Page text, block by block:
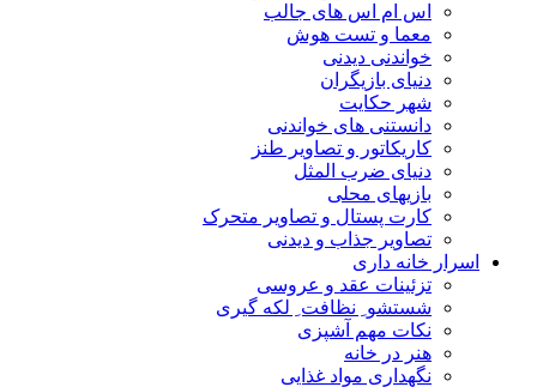
اس ام اس های جالب
معما و تست هوش
خواندنی دیدنی
دنیای بازیگران
شهر حکایت
دانستنی های خواندنی
کاریکاتور و تصاویر طنز
دنیای ضرب المثل
بازیهای محلی
کارت پستال و تصاویر متحرک
تصاویر جذاب و دیدنی
اسرار خانه داری
تزئینات عقد و عروسی
شستشو ِ نظافت ِ لکه گیری
نکات مهم آشپزی
هنر در خانه
نگهداری مواد غذایی